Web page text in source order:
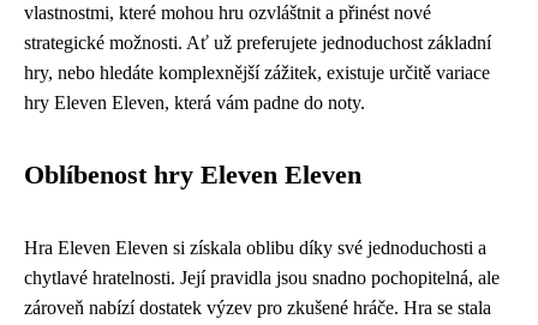
vlastnostmi, které mohou hru ozvláštnit a přinést nové
strategické možnosti. Ať už preferujete jednoduchost základní
hry, nebo hledáte komplexnější zážitek, existuje určitě variace
hry Eleven Eleven, která vám padne do noty.
Oblíbenost hry Eleven Eleven
Hra Eleven Eleven si získala oblibu díky své jednoduchosti a
chytlavé hratelnosti. Její pravidla jsou snadno pochopitelná, ale
zároveň nabízí dostatek výzev pro zkušené hráče. Hra se stala